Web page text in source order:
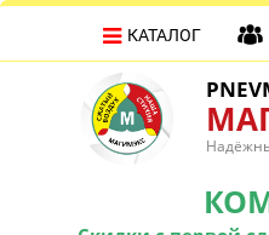
КАТАЛОГ